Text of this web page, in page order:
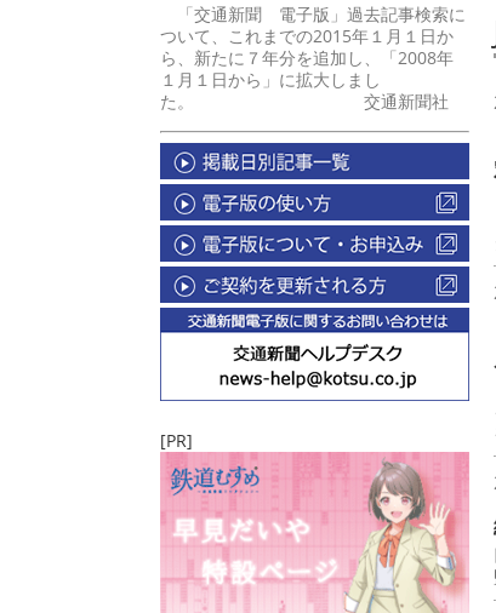
「交通新聞 電子版」過去記事検索に
ついて、これまでの2015年１月１日か
ら、新たに７年分を追加し、「2008年
１月１日から」に拡大しまし
た。 交通新聞社
[PR]